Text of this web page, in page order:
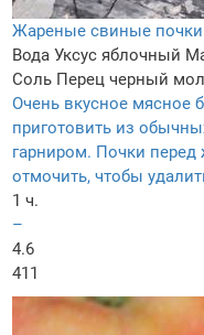
Жареные свиные почки
Вода Уксус яблочный
Соль Перец черный
Очень вкусное мясное
приготовить из
гарниром. Почки
отмочить, чтобы
1 ч.
–
4.6
411